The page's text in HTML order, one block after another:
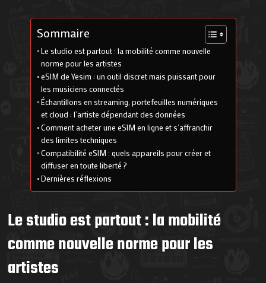
Sommaire
Le studio est partout : la mobilité comme nouvelle
norme pour les artistes
eSIM de Yesim : un outil discret mais puissant pour
les musiciens connectés
Échantillons en streaming, portefeuilles numériques
et cloud : l’artiste dépendant des données
Comment acheter une eSIM en ligne et s’affranchir
des limites techniques
Compatibilité eSIM : quels appareils pour créer et
diffuser en toute liberté ?
Dernières réflexions
Le studio est partout : la mobilité
comme nouvelle norme pour les
artistes